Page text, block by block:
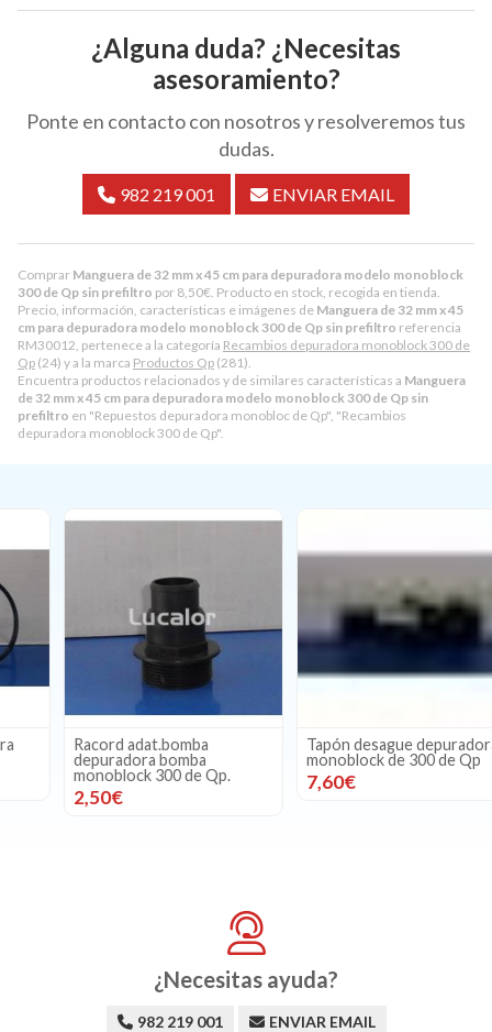
Comprar Manguera de 32 mm x 45 cm para depuradora modelo monoblock
300 de Qp sin prefiltro por 8,50€ . Producto en stock, recogida en tienda.
Precio, información, características e imágenes de Manguera de 32 mm x 45
cm para depuradora modelo monoblock 300 de Qp sin prefiltro referencia
RM30012, pertenece a la categoría Recambios depuradora monoblock 300 de
Qp (24) y a la marca Productos Qp (281).
Encuentra productos relacionados y de similares características a Manguera
de 32 mm x 45 cm para depuradora modelo monoblock 300 de Qp sin
prefiltro en "Repuestos depuradora monobloc de Qp", "Recambios
depuradora monoblock 300 de Qp".
¿Alguna duda? ¿Necesitas
asesoramiento?
Ponte en contacto con nosotros y resolveremos tus
dudas.
982 219 001 ENVIAR EMAIL
Racord adat.bomba
depuradora bomba
monoblock 300 de Qp.
2,50€
Tapón desague depuradora
monoblock de 300 de Qp
7,60€
¿Necesitas ayuda?
982 219 001 ENVIAR EMAIL